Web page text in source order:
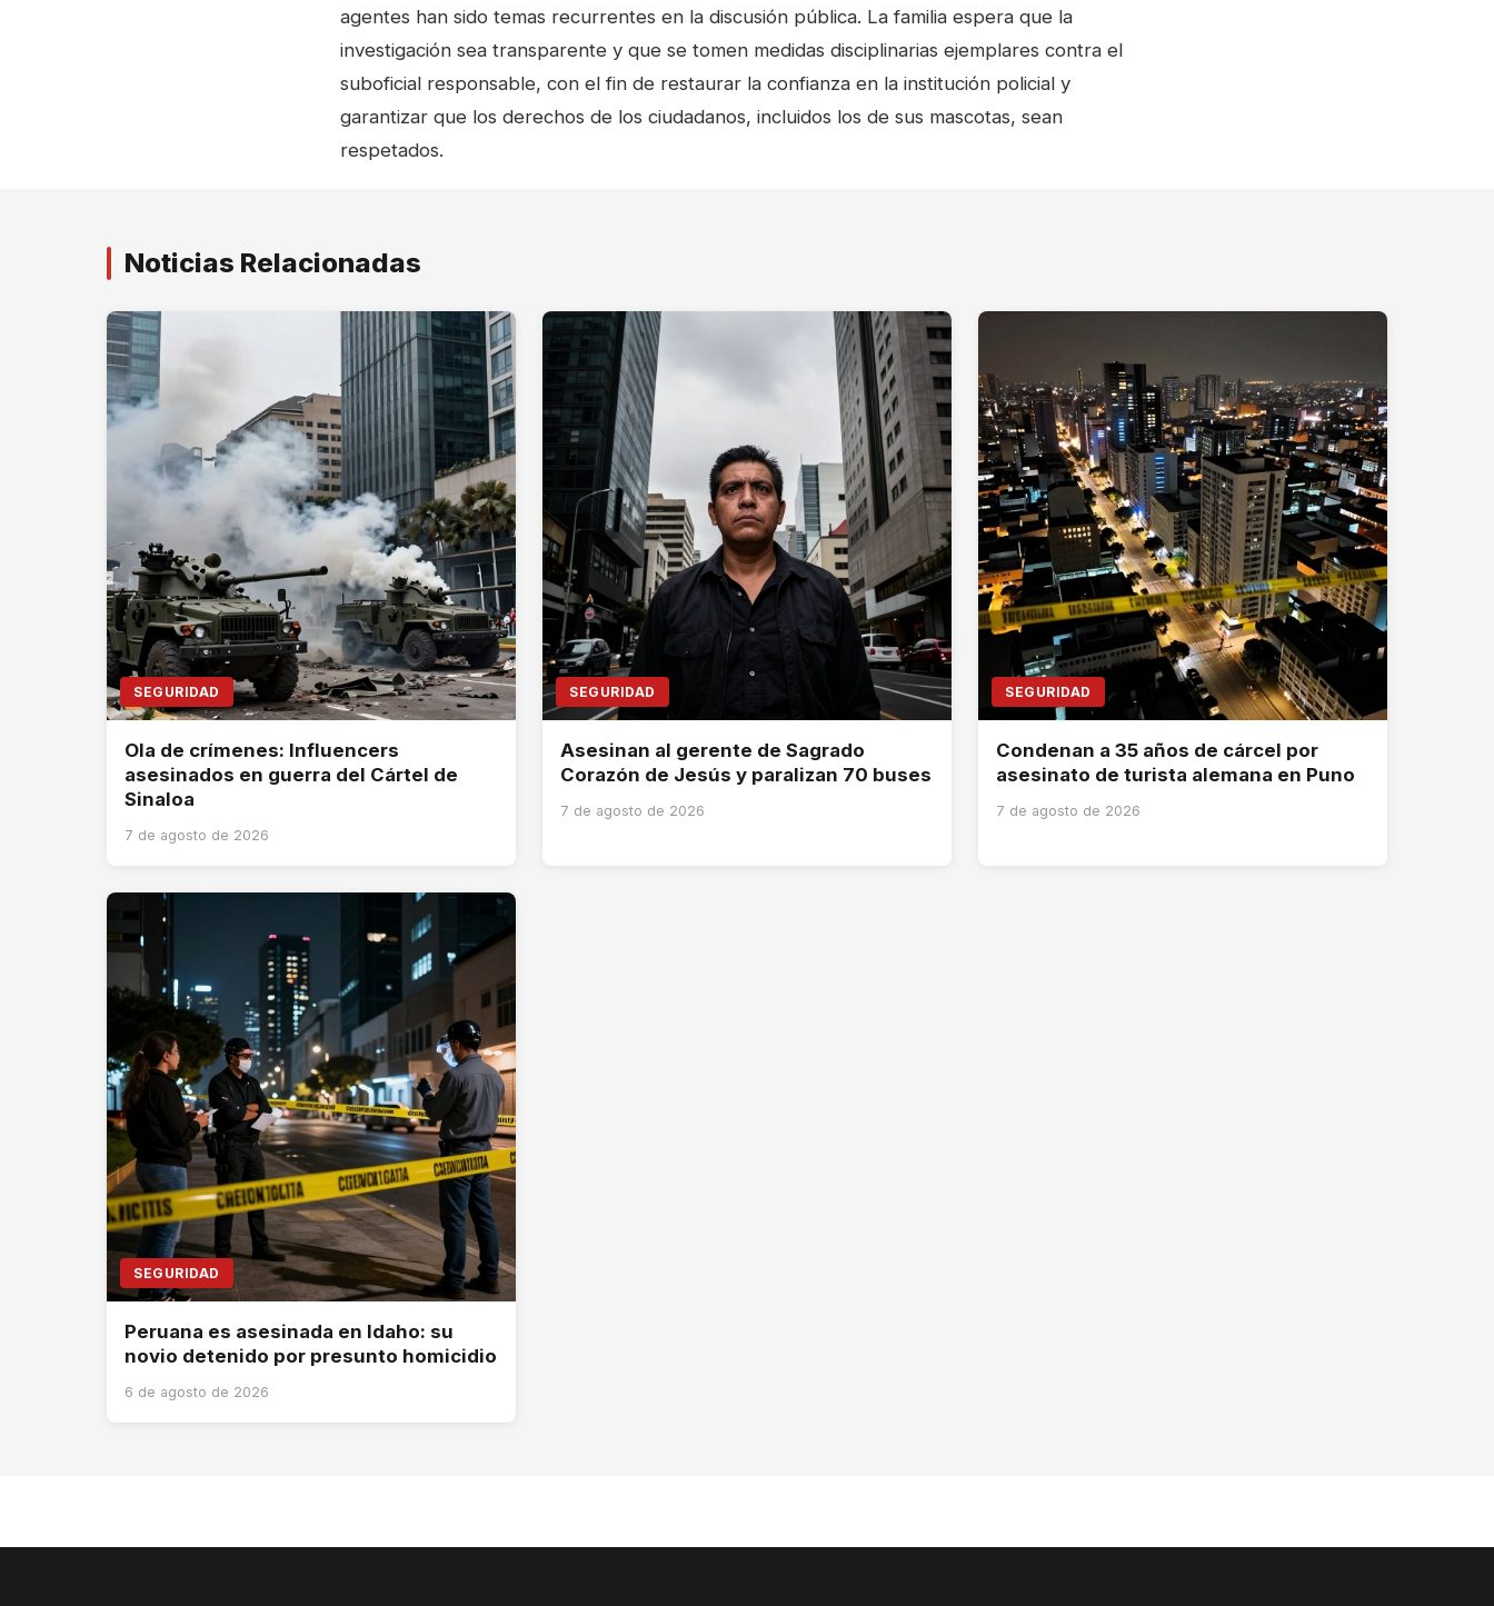
agentes han sido temas recurrentes en la discusión pública. La familia espera que la
investigación sea transparente y que se tomen medidas disciplinarias ejemplares contra el
suboficial responsable, con el fin de restaurar la confianza en la institución policial y
garantizar que los derechos de los ciudadanos, incluidos los de sus mascotas, sean
respetados.
Noticias Relacionadas
SEGURIDAD
Ola de crímenes: Influencers
asesinados en guerra del Cártel de
Sinaloa
7 de agosto de 2026
SEGURIDAD
Asesinan al gerente de Sagrado
Corazón de Jesús y paralizan 70 buses
7 de agosto de 2026
SEGURIDAD
Condenan a 35 años de cárcel por
asesinato de turista alemana en Puno
7 de agosto de 2026
SEGURIDAD
Peruana es asesinada en Idaho: su
novio detenido por presunto homicidio
6 de agosto de 2026